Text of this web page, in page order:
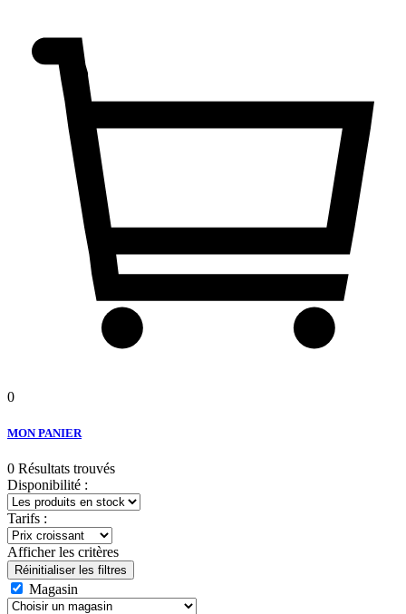
0
MON PANIER
0 Résultats trouvés
Disponibilité :
Tarifs :
Afficher les critères
Magasin